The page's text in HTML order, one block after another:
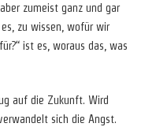
zumeist ganz und gar
zu wissen, wofür wir
ist es, woraus das, was
auf die Zukunft. Wird
sich die Angst.